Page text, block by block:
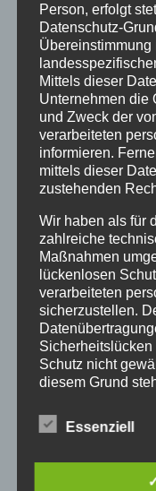
Jetzt als MP3
„DRAMA AM
Person, erfolgt
Datenschutz-
Übereinstimmung
Mittels dieser
Unternehmen die
und Zweck der
verarbeiteten
informieren.
mittels dieser
zustehenden
Wir haben als für
zahlreiche
Maßnahmen
lückenlosen
verarbeiteten
sicherzustellen.
Schutz nicht
diesem Grund
alternativen
uns zu übermitteln.
Essenziell